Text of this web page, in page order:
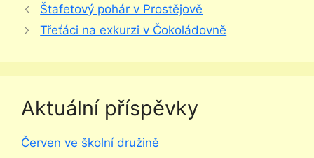
Štafetový pohár v Prostějově
Třeťáci na exkurzi v Čokoládovně
Aktuální příspěvky
Červen ve školní družině